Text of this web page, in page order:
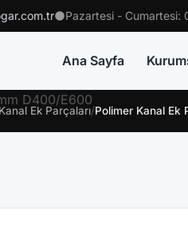
Pazartesi - Cumartesi:
Ana Sayfa
Ek Parçaları/Polimer Kanal